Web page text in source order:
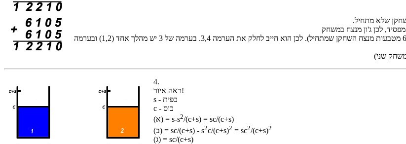
7 מטבעות: אם ג'ון מחלק את הערמה באופן 1,6 או 2,5, הוא יפסיד (כי בערמות של 5 ו-6 מטבעות מנצח השחקן שמתחיל). לכן הוא חייב לחלק את הערמה 3,4. בערמה של 3 יש מהלך אחד (1,2) ובערמה
4.
ראה איור!
s - כפית
c - כוס
(א) = s-s2/(c+s) = sc/(c+s)
(ב) = sc/(c+s) - s2c/(c+s)2 = sc2/(c+s)2
(ג) = sc/(c+s)